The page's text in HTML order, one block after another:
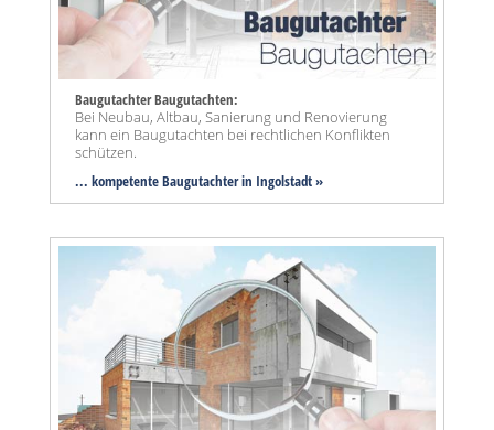
Baugutachter Baugutachten:
Bei Neubau, Altbau, Sanierung und Renovierung
kann ein Baugutachten bei rechtlichen Konflikten
schützen.
... kompetente Baugutachter in Ingolstadt »